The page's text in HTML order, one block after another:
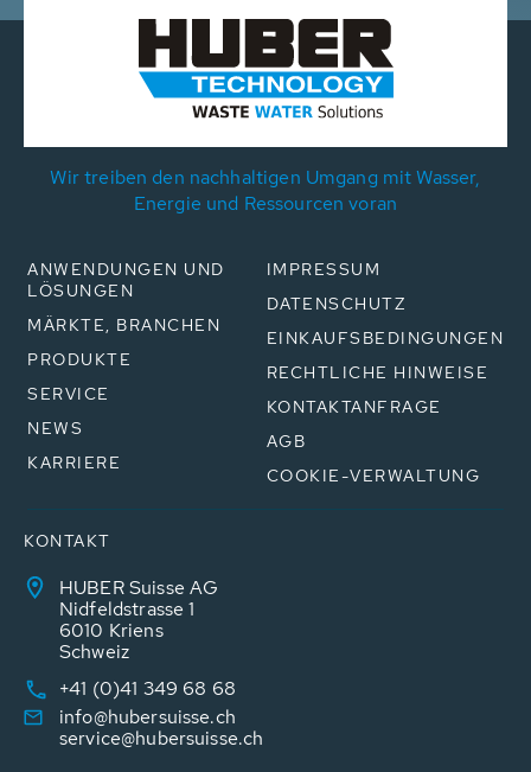
Wir treiben den nachhaltigen Umgang mit Wasser,
Energie und Ressourcen voran
ANWENDUNGEN UND
LÖSUNGEN
MÄRKTE, BRANCHEN
PRODUKTE
SERVICE
NEWS
KARRIERE
IMPRESSUM
DATENSCHUTZ
EINKAUFSBEDINGUNGEN
RECHTLICHE HINWEISE
KONTAKTANFRAGE
AGB
COOKIE-VERWALTUNG
KONTAKT
HUBER Suisse AG
Nidfeldstrasse 1
6010 Kriens
Schweiz
+41 (0)41 349 68 68
info@hubersuisse.ch
service@hubersuisse.ch